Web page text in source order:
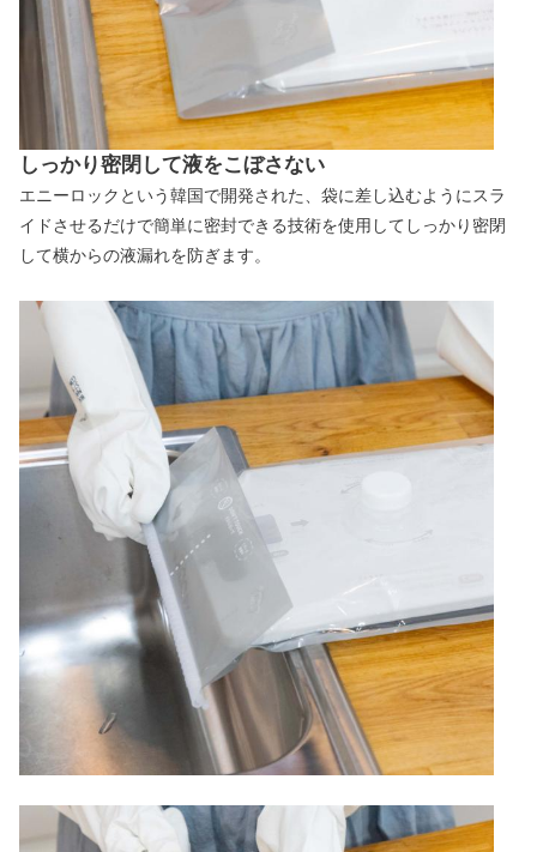
しっかり密閉して液をこぼさない
エニーロックという韓国で開発された、袋に差し込むようにスラ
イドさせるだけで簡単に密封できる技術を使用してしっかり密閉
して横からの液漏れを防ぎます。